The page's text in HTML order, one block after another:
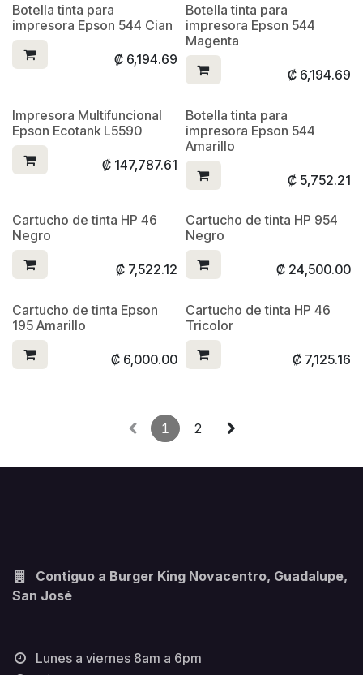
Botella tinta para
impresora Epson 544 Cian
₡ 6,194.69
Botella tinta para
impresora Epson 544
Magenta
₡ 6,194.69
Impresora Multifuncional
Epson Ecotank L5590
₡ 147,787.61
Botella tinta para
impresora Epson 544
Amarillo
₡ 5,752.21
Cartucho de tinta HP 46
Negro
₡ 7,522.12
Cartucho de tinta HP 954
Negro
₡ 24,500.00
Cartucho de tinta Epson
195 Amarillo
₡ 6,000.00
Cartucho de tinta HP 46
Tricolor
₡ 7,125.16
1 2
Contiguo a Burger King Novacentro, Guadalupe,
San José
Lunes a viernes 8am a 6pm